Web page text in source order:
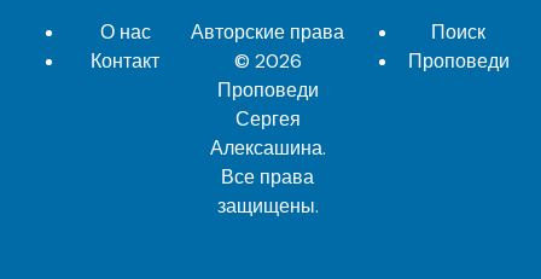
О нас
Контакт
Авторские права
© 2026
Проповеди
Сергея
Алексашина.
Все права
защищены.
Поиск
Проповеди